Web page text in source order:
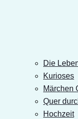
Die
Kurioses
Märchen
Quer
Hochzeit